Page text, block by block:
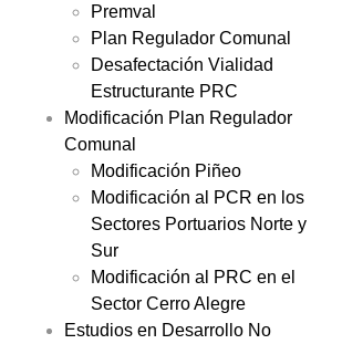
Premval
Plan Regulador Comunal
Desafectación Vialidad
Estructurante PRC
Modificación Plan Regulador
Comunal
Modificación Piñeo
Modificación al PCR en los
Sectores Portuarios Norte y
Sur
Modificación al PRC en el
Sector Cerro Alegre
Estudios en Desarrollo No